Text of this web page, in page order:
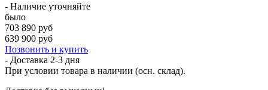
- Наличие уточняйте
было
703 890 руб
639 900 руб
Позвонить и купить
- Доставка 2-3 дня
При условии товара в наличии (осн. склад).